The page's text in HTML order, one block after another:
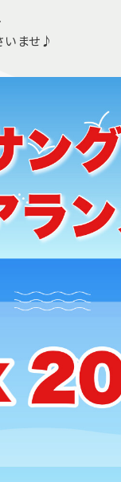
いませ♪